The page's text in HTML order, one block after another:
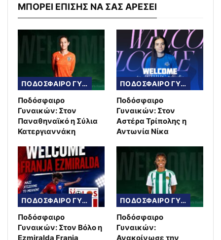
ΜΠΟΡΕΙ ΕΠΙΣΗΣ ΝΑ ΣΑΣ ΑΡΕΣΕΙ
ΠΟΔΟΣΦΑΙΡΟ ΓΥΝΑΙΚΩΝ
Ποδόσφαιρο
Γυναικών: Στον
Παναθηναϊκό η Σύλια
Κατεργιαννάκη
ΠΟΔΟΣΦΑΙΡΟ ΓΥΝΑΙΚΩΝ
Ποδόσφαιρο
Γυναικών: Στον
Αστέρα Τρίπολης η
Αντωνία Νίκα
ΠΟΔΟΣΦΑΙΡΟ ΓΥΝΑΙΚΩΝ
Ποδόσφαιρο
Γυναικών: Στον Βόλο η
Ezmiralda Franja
ΠΟΔΟΣΦΑΙΡΟ ΓΥΝΑΙΚΩΝ
Ποδόσφαιρο
Γυναικών:
Ανακοίνωσε την